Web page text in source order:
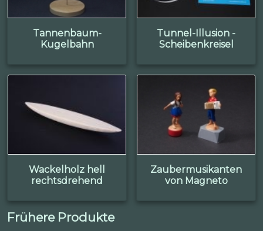
Tannenbaum-
Kugelbahn
Tunnel-Illusion -
Scheibenkreisel
Wackelholz hell
rechtsdrehend
Zaubermusikanten
von Magneto
Frühere Produkte